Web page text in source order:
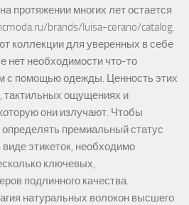
протяжении многих лет остается
brands/luisa-cerano/catalog.
коллекции для уверенных в себе
необходимости что-то
с помощью одежды. Ценность этих
тактильных ощущениях и
они излучают. Чтобы
премиальный статус
этикеток, необходимо
ключевых,
подлинного качества.
натуральных волокон высшего